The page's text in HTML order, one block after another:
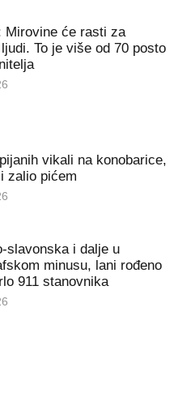
Mirovine će rasti za
To je više od 70 posto
vikali na konobarice,
zalio pićem
slavonska i dalje u
minusu, lani rođeno
911 stanovnika